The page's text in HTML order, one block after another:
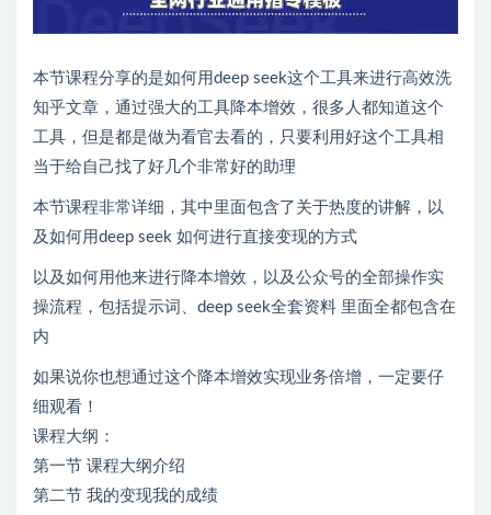
本节课程分享的是如何用deep seek这个工具来进行高效洗
知乎文章，通过强大的工具降本增效，很多人都知道这个
工具，但是都是做为看官去看的，只要利用好这个工具相
当于给自己找了好几个非常好的助理
本节课程非常详细，其中里面包含了关于热度的讲解，以
及如何用deep seek 如何进行直接变现的方式
以及如何用他来进行降本增效，以及公众号的全部操作实
操流程，包括提示词、deep seek全套资料 里面全都包含在
内
如果说你也想通过这个降本增效实现业务倍增，一定要仔
细观看！
课程大纲：
第一节 课程大纲介绍
第二节 我的变现我的成绩